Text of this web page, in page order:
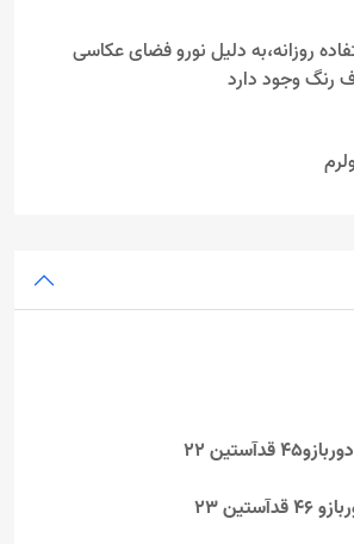
روزانه،به دلیل نورو فضای عکاسی